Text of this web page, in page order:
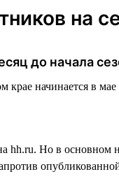
на
до начала
крае начинается в
hh.ru. Но в основном